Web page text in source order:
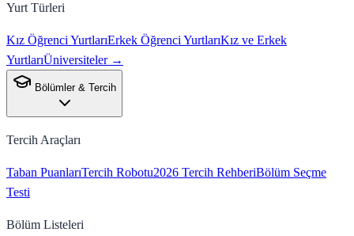
Yurt Türleri
Kız Öğrenci YurtlarıErkek Öğrenci YurtlarıKız ve Erkek
YurtlarıÜniversiteler →
Bölümler & Tercih
Tercih Araçları
Taban PuanlarıTercih Robotu2026 Tercih RehberiBölüm Seçme
Testi
Bölüm Listeleri